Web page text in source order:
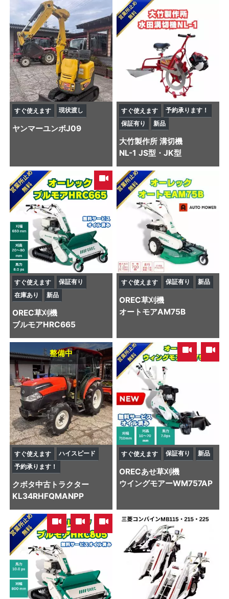
すぐ使えます 現状渡し
ヤンマーユンボJ09
すぐ使えます
予約承ります！
保証有り
新品
大竹製作所 溝切機
NL-1 JS型・JK型
すぐ使えます
保証有り
在庫あり
新品
OREC草刈機
ブルモアHRC665
すぐ使えます 保証有り 新品
OREC草刈機
オートモアAM75B
整備中
すぐ使えます
ハイスピード
予約承ります！
クボタ中古トラクター
KL34RHFQMANPP
すぐ使えます 保証有り 新品
ORECあせ草刈機
ウイングモアーWM757AP
, ,